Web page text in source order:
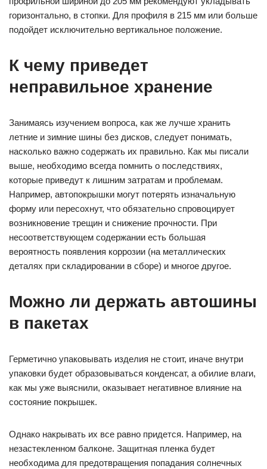
горизонтально, в стопки. Для профиля в 215 мм или больше
подойдет исключительно вертикальное положение.
К чему приведет
неправильное хранение
Занимаясь изучением вопроса, как же лучше хранить
летние и зимние шины без дисков, следует понимать,
насколько важно содержать их правильно. Как мы писали
выше, необходимо всегда помнить о последствиях,
которые приведут к лишним затратам и проблемам.
Например, автопокрышки могут потерять изначальную
форму или пересохнут, что обязательно спровоцирует
возникновение трещин и снижение прочности. При
несоответствующем содержании есть большая
вероятность появления коррозии (на металлических
деталях при складировании в сборе) и многое другое.
Можно ли держать автошины
в пакетах
Герметично упаковывать изделия не стоит, иначе внутри
упаковки будет образовываться конденсат, а обилие влаги,
как мы уже выяснили, оказывает негативное влияние на
состояние покрышек.
Однако накрывать их все равно придется. Например, на
незастекленном балконе. Защитная пленка будет
необходима для предотвращения попадания солнечных